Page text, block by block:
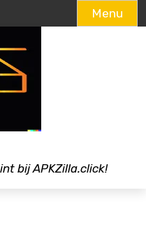
Menu
bij APKZilla.click!